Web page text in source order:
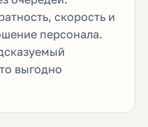
скорость и
персонала.
выгодно